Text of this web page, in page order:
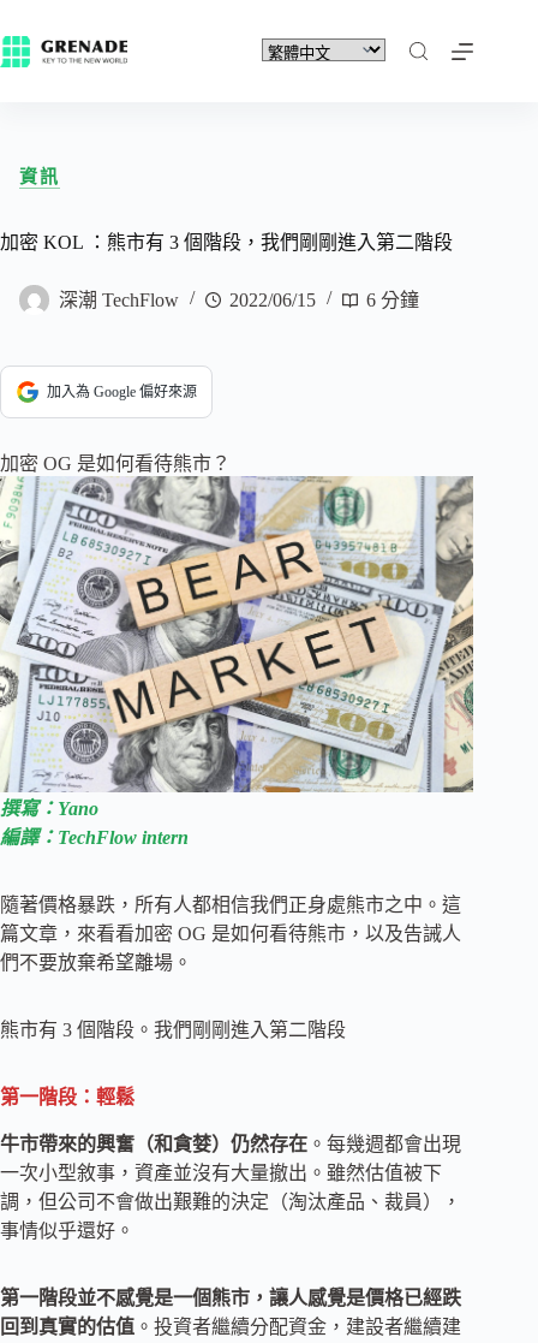
資訊
加密 KOL ：熊市有 3 個階段，我們剛剛進入第二階段
深潮 TechFlow 2022/06/15 6 分鐘
加入為 Google 偏好來源
加密 OG 是如何看待熊市？
撰寫：Yano
編譯：TechFlow intern
隨著價格暴跌，所有人都相信我們正身處熊市之中。這
篇文章，來看看加密 OG 是如何看待熊市，以及告誡人
們不要放棄希望離場。
熊市有 3 個階段。我們剛剛進入第二階段
第一階段：輕鬆
牛市帶來的興奮（和貪婪）仍然存在 。每幾週都會出現
一次小型敘事，資產並沒有大量撤出。雖然估值被下
調，但公司不會做出艱難的決定（淘汰產品、裁員），
事情似乎還好。
第一階段並不感覺是一個熊市，讓人感覺是價格已經跌
回到真實的估值 。投資者繼續分配資金，建設者繼續建